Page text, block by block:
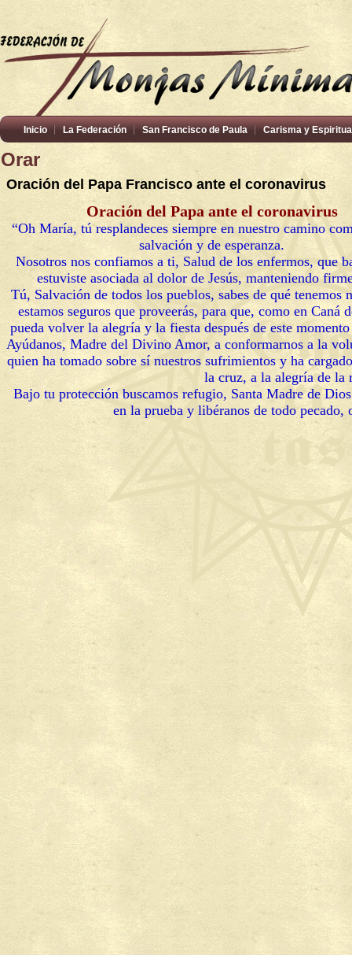
Inicio La Federación San Francisco de Paula Carisma y
Orar
Oración del Papa Francisco ante el coronavirus
Oración del Papa ante el coronavirus
“Oh María, tú resplandeces siempre en nuestro camino
salvación y de esperanza.
Nosotros nos confiamos a ti, Salud de los enfermos, que
estuviste asociada al dolor de Jesús, manteniendo
Tú, Salvación de todos los pueblos, sabes de qué tenemos
estamos seguros que proveerás, para que, como en Caná
pueda volver la alegría y la fiesta después de este
Ayúdanos, Madre del Divino Amor, a conformarnos a la
quien ha tomado sobre sí nuestros sufrimientos y ha
la cruz, a la alegría de la
Bajo tu protección buscamos refugio, Santa Madre de
en la prueba y libéranos de todo